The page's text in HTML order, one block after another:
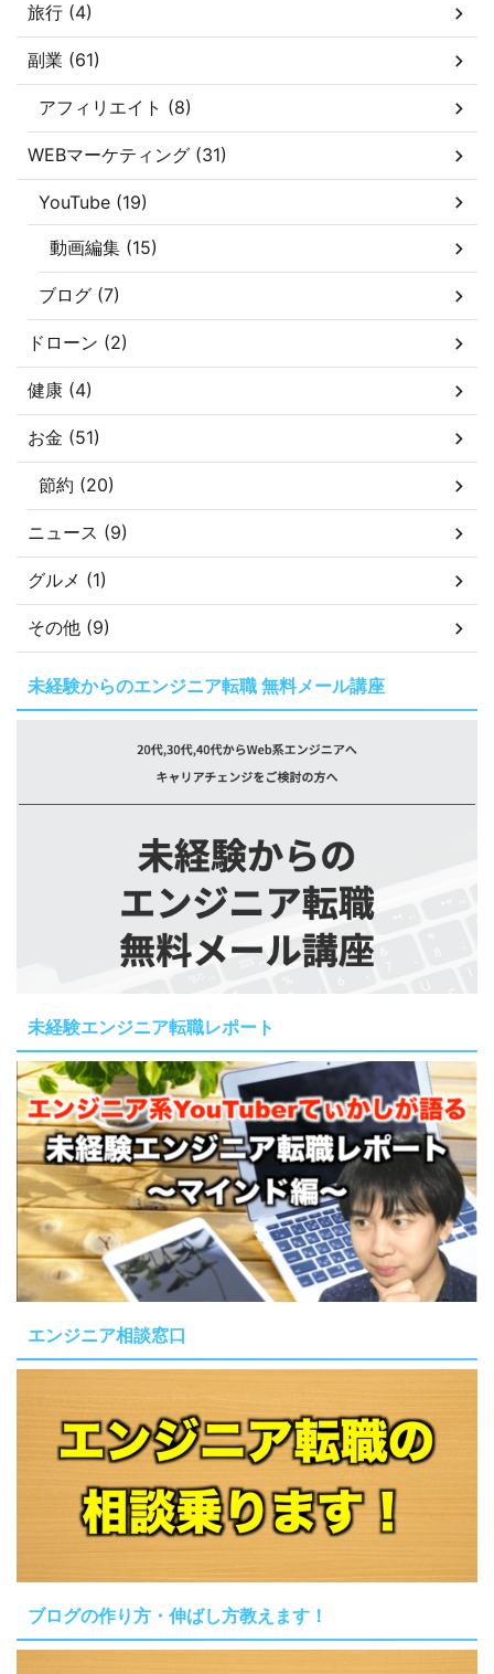
旅行 (4)
副業 (61)
アフィリエイト (8)
WEBマーケティング (31)
YouTube (19)
動画編集 (15)
ブログ (7)
ドローン (2)
健康 (4)
お金 (51)
節約 (20)
ニュース (9)
グルメ (1)
その他 (9)
未経験からのエンジニア転職 無料メール講座
未経験エンジニア転職レポート
エンジニア相談窓口
ブログの作り方・伸ばし方教えます！